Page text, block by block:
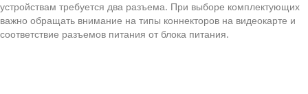
устройствам требуется два разъема. При выборе комплектующих
важно обращать внимание на типы коннекторов на видеокарте и
соответствие разъемов питания от блока питания.